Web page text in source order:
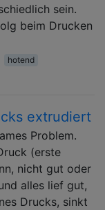
sein.
beim Drucken
hotend
extrudiert
Problem.
(erste
nicht gut oder
alles lief gut,
Drucks, sinkt